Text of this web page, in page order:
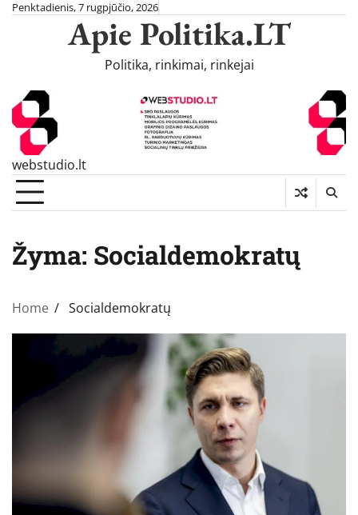
SkipPenktadienis, 7 rugpjūčio, 2026
Apie Politika.LT
Politika, rinkimai, rinkejai
webstudio.lt
Žyma: Socialdemokratų
Home Socialdemokratų